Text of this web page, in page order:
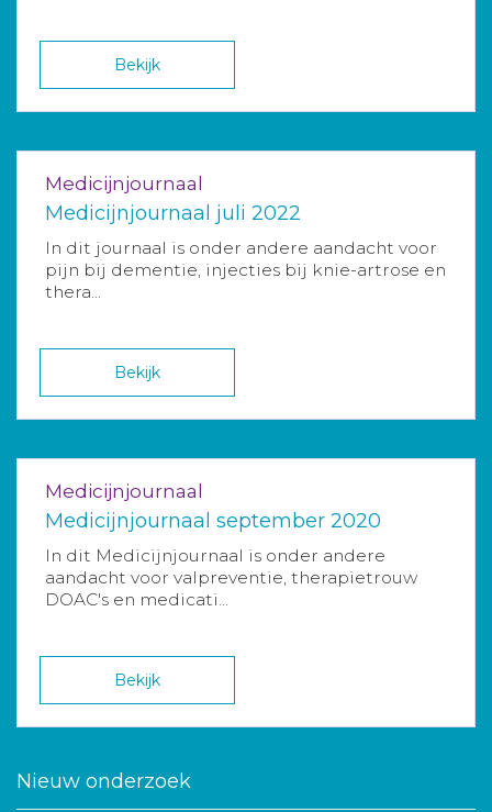
Bekijk
Medicijnjournaal
Medicijnjournaal juli 2022
In dit journaal is onder andere aandacht voor
pijn bij dementie, injecties bij knie-artrose en
thera...
Bekijk
Medicijnjournaal
Medicijnjournaal september 2020
In dit Medicijnjournaal is onder andere
aandacht voor valpreventie, therapietrouw
DOAC's en medicati...
Bekijk
Nieuw onderzoek